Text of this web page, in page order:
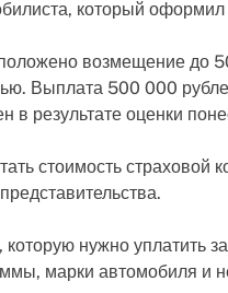
который оформил
возмещение до
Выплата 500 000
в результате оценки
стоимость
нужно уплатить
марки автомобиля и